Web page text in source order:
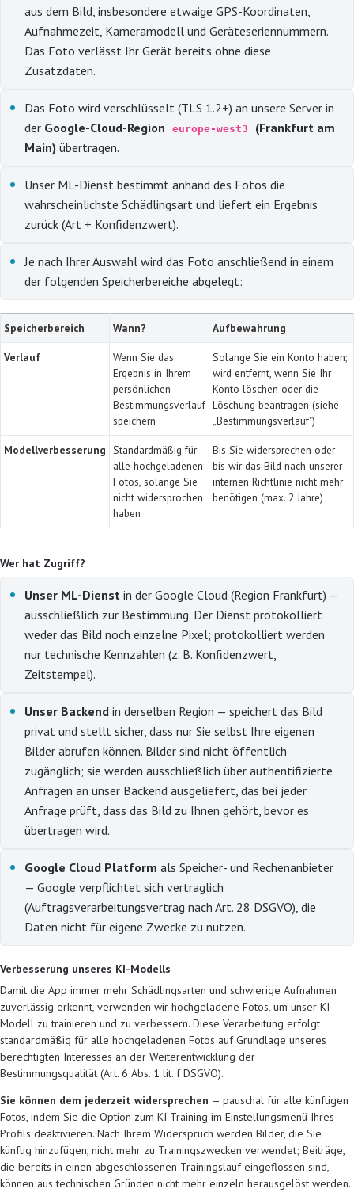
aus dem Bild, insbesondere etwaige GPS-Koordinaten,
Aufnahmezeit, Kameramodell und Geräteseriennummern.
Das Foto verlässt Ihr Gerät bereits ohne diese
Zusatzdaten.
Das Foto wird verschlüsselt (TLS 1.2+) an unsere Server in
der Google-Cloud-Region europe-west3
(Frankfurt am
Main) übertragen.
Unser ML-Dienst bestimmt anhand des Fotos die
wahrscheinlichste Schädlingsart und liefert ein Ergebnis
zurück (Art + Konfidenzwert).
Je nach Ihrer Auswahl wird das Foto anschließend in einem
der folgenden Speicherbereiche abgelegt:
Speicherbereich Wann? Aufbewahrung
Verlauf
Wenn Sie das
Ergebnis in Ihrem
persönlichen
Bestimmungsverlauf
speichern
Solange Sie ein Konto haben;
wird entfernt, wenn Sie Ihr
Konto löschen oder die
Löschung beantragen (siehe
„Bestimmungsverlauf")
Modellverbesserung Standardmäßig für
alle hochgeladenen
Fotos, solange Sie
nicht widersprochen
haben
Bis Sie widersprechen oder
bis wir das Bild nach unserer
internen Richtlinie nicht mehr
benötigen (max. 2 Jahre)
Wer hat Zugriff?
Unser ML-Dienst in der Google Cloud (Region Frankfurt) —
ausschließlich zur Bestimmung. Der Dienst protokolliert
weder das Bild noch einzelne Pixel; protokolliert werden
nur technische Kennzahlen (z. B. Konfidenzwert,
Zeitstempel).
Unser Backend in derselben Region — speichert das Bild
privat und stellt sicher, dass nur Sie selbst Ihre eigenen
Bilder abrufen können. Bilder sind nicht öffentlich
zugänglich; sie werden ausschließlich über authentifizierte
Anfragen an unser Backend ausgeliefert, das bei jeder
Anfrage prüft, dass das Bild zu Ihnen gehört, bevor es
übertragen wird.
Google Cloud Platform als Speicher- und Rechenanbieter
— Google verpflichtet sich vertraglich
(Auftragsverarbeitungsvertrag nach Art. 28 DSGVO), die
Daten nicht für eigene Zwecke zu nutzen.
Verbesserung unseres KI-Modells
Damit die App immer mehr Schädlingsarten und schwierige Aufnahmen
zuverlässig erkennt, verwenden wir hochgeladene Fotos, um unser KI-
Modell zu trainieren und zu verbessern. Diese Verarbeitung erfolgt
standardmäßig für alle hochgeladenen Fotos auf Grundlage unseres
berechtigten Interesses an der Weiterentwicklung der
Bestimmungsqualität (Art. 6 Abs. 1 lit. f DSGVO).
Sie können dem jederzeit widersprechen — pauschal für alle künftigen
Fotos, indem Sie die Option zum KI-Training im Einstellungsmenü Ihres
Profils deaktivieren. Nach Ihrem Widerspruch werden Bilder, die Sie
künftig hinzufügen, nicht mehr zu Trainingszwecken verwendet; Beiträge,
die bereits in einen abgeschlossenen Trainingslauf eingeflossen sind,
können aus technischen Gründen nicht mehr einzeln herausgelöst werden.